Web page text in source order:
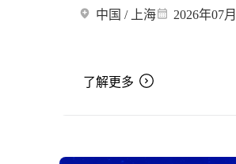
医药专场发布
中国 / 上海 2026年07
了解更多